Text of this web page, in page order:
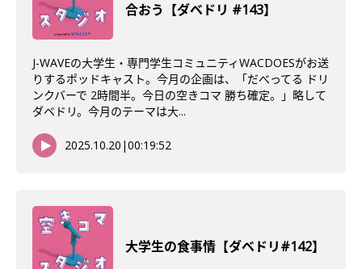
合おう【ダベドリ #143】
J-WAVEの大学生・専門学生コミュニティWACDOESがお送
りするポッドキャスト。今月の企画は、「だべってる ドリ
ンクバーで 2時間半。今日の空きコマ 勝ち確定。」略して
ダベドリ。今月のテーマは大...
2025.10.20 |00:19:52
大学生の食事情【ダベドリ#142】